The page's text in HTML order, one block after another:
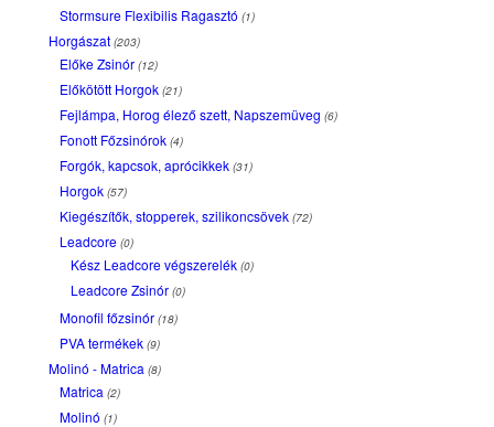
Stormsure Flexibilis Ragasztó (1)
Horgászat (203)
Előke Zsinór (12)
Előkötött Horgok (21)
Fejlámpa, Horog élező szett, Napszemüveg (6)
Fonott Főzsinórok (4)
Forgók, kapcsok, aprócikkek (31)
Horgok (57)
Kiegészítők, stopperek, szilikoncsövek (72)
Leadcore (0)
Kész Leadcore végszerelék (0)
Leadcore Zsinór (0)
Monofil főzsinór (18)
PVA termékek (9)
Molinó - Matrica (8)
Matrica (2)
Molinó (1)